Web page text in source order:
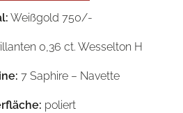
Weißgold 750/-
0,36 ct. Wesselton H
7 Saphire – Navette
poliert